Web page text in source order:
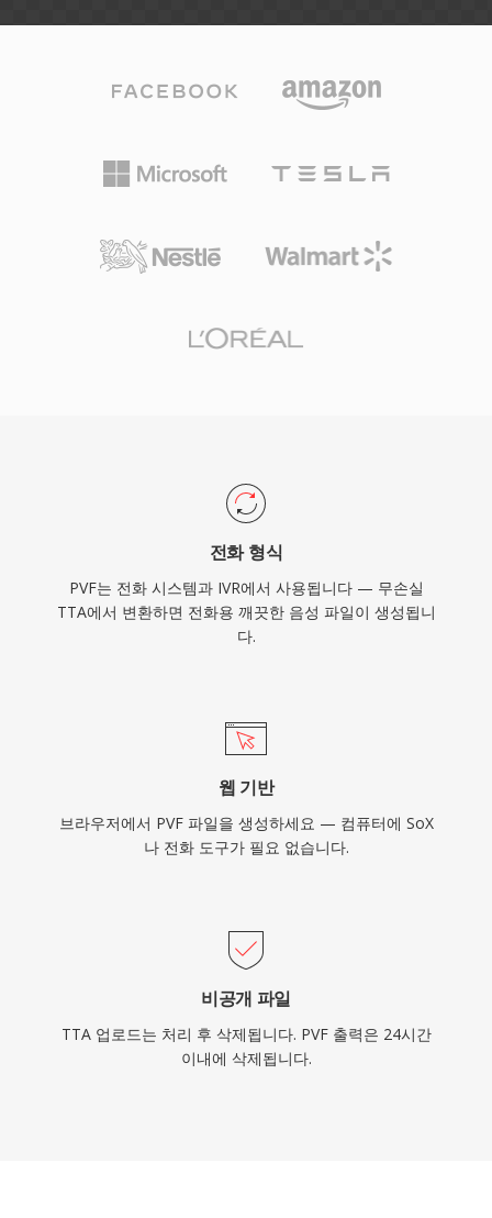
전화 형식
PVF는 전화 시스템과 IVR에서 사용됩니다 — 무손실
TTA에서 변환하면 전화용 깨끗한 음성 파일이 생성됩니
다.
웹 기반
브라우저에서 PVF 파일을 생성하세요 — 컴퓨터에 SoX
나 전화 도구가 필요 없습니다.
비공개 파일
TTA 업로드는 처리 후 삭제됩니다. PVF 출력은 24시간
이내에 삭제됩니다.